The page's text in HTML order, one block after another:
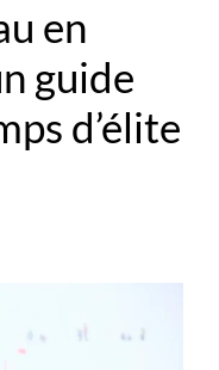
en
guide
d’élite